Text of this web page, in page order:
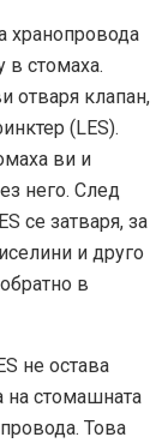
хранопровода
в стомаха.
отваря клапан,
(LES).
ви и
него. След
се затваря, за
и друго
в
не остава
на стомашната
Това